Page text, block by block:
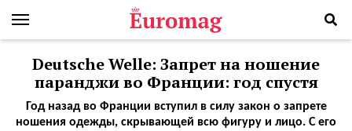
Deutsche Welle: Запрет на ношение
паранджи во Франции: год спустя
Год назад во Франции вступил в силу закон о запрете
ношения одежды, скрывающей всю фигуру и лицо. С его